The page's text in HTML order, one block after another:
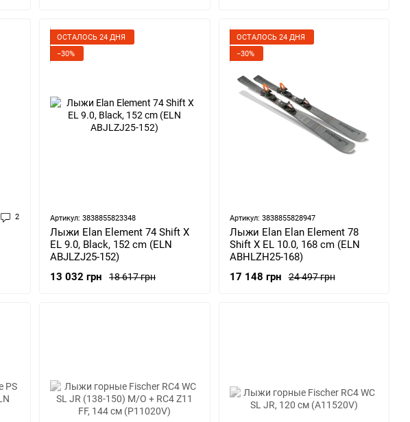
2
ОСТАЛОСЬ 24 ДНЯ
−30%
Артикул: 3838855823348
Лыжи Elan Element 74 Shift X
EL 9.0, Black, 152 cm (ELN
ABJLZJ25-152)
18 617 грн
13 032 грн
ОСТАЛОСЬ 24 ДНЯ
−30%
Артикул: 3838855828947
Лыжи Elan Elan Element 78
Shift X EL 10.0, 168 cm (ELN
ABHLZH25-168)
24 497 грн
17 148 грн